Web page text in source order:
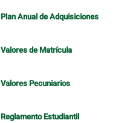
Plan Anual de Adquisiciones
Valores de Matrícula
Valores Pecuniarios
Reglamento Estudiantil